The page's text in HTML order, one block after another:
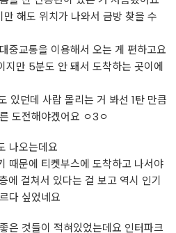
만 해도 위치가 나와서 금방 찾을 수
중교통을 이용해서 오는 게 편하고요
지만 5분도 안 돼서 도착하는 곳이에
있던데 사람 몰리는 거 봐선 1탄 만큼
도전해야겠어요 ㅇ3ㅇ
나오는데요
때문에 티켓부스에 도착하고 나서야
에 걸쳐서 있다는 걸 보고 역시 인기
다 싶었네요
은 것들이 적혀있었는데요 인터파크